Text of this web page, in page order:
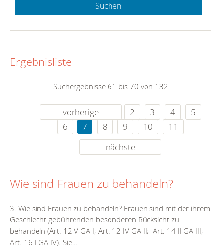
Suchen
Ergebnisliste
Suchergebnisse 61 bis 70 von 132
vorherige 2 3 4
5
6
7 8 9 10
11
nächste
Wie sind Frauen zu behandeln?
3. Wie sind Frauen zu behandeln? Frauen sind mit der ihrem
Geschlecht gebührenden besonderen Rücksicht zu
behandeln (Art. 12 V GA I; Art. 12 IV GA II; Art. 14 II GA III;
Art. 16 I GA IV). Sie...